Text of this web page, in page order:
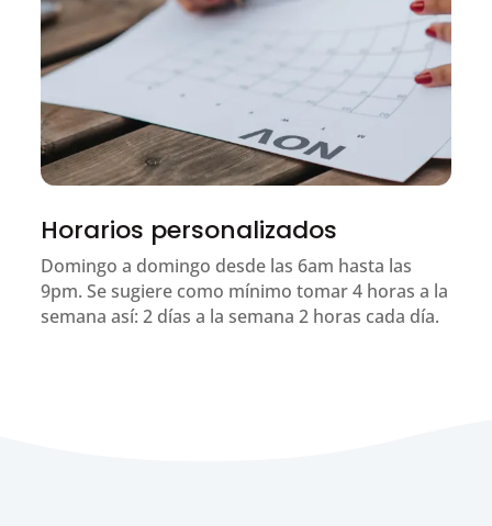
Horarios personalizados
Domingo a domingo desde las 6am hasta las
9pm. Se sugiere como mínimo tomar 4 horas a la
semana así: 2 días a la semana 2 horas cada día.